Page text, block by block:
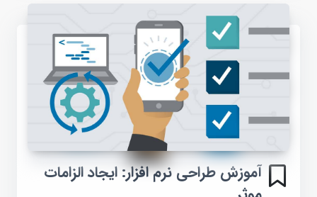
آموزش طراحی نرم افزار: ایجاد الزامات